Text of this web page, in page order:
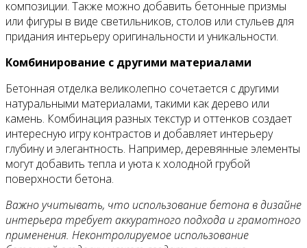
композиции. Также можно добавить бетонные призмы
или фигуры в виде светильников, столов или стульев для
придания интерьеру оригинальности и уникальности.
Комбинирование с другими материалами
Бетонная отделка великолепно сочетается с другими
натуральными материалами, такими как дерево или
камень. Комбинация разных текстур и оттенков создает
интересную игру контрастов и добавляет интерьеру
глубину и элегантность. Например, деревянные элементы
могут добавить тепла и уюта к холодной грубой
поверхности бетона.
Важно учитывать, что использование бетона в дизайне
интерьера требует аккуратного подхода и грамотного
применения. Неконтролируемое использование